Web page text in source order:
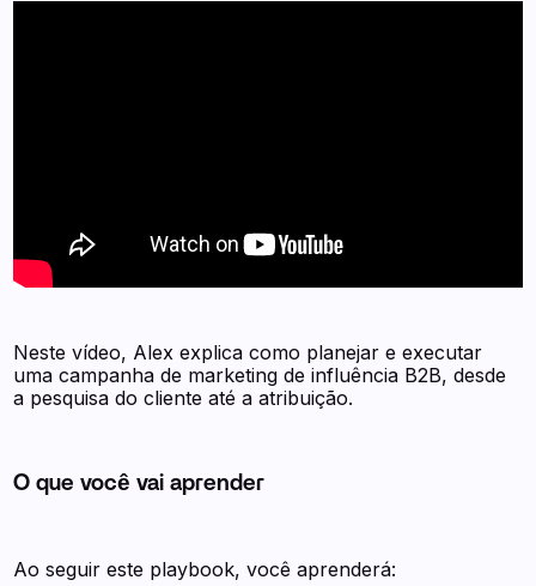
Neste vídeo, Alex explica como planejar e executar
uma campanha de marketing de influência B2B, desde
a pesquisa do cliente até a atribuição.
O que você vai aprender
Ao seguir este playbook, você aprenderá: